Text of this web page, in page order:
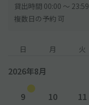
貸出時間 00:00 〜 23:59
複数日の予約 可
日 月 火
2026年8月
9 10 11